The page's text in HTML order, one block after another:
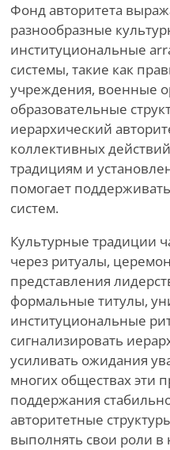
Фонд авторитета
разнообразные
институциональные
системы, такие как
учреждения, военные
образовательные
иерархический
коллективных
традициям и
помогает
систем.
Культурные традиции
через ритуалы,
представления
формальные титулы,
институциональные
сигнализировать
усиливать ожидания
многих обществах эти
поддержания
авторитетные
выполнять свои роли в